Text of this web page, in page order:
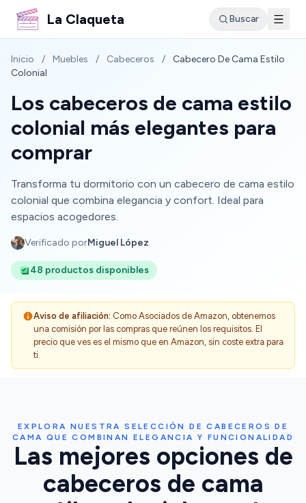
La Claqueta Buscar
Inicio / Muebles / Cabeceros /
Cabecero De Cama Estilo
Colonial
Los cabeceros de cama estilo
colonial más elegantes para
comprar
Transforma tu dormitorio con un cabecero de cama estilo
colonial que combina elegancia y confort. Ideal para
espacios acogedores.
Verificado porMiguel López
48 productos disponibles
Aviso de afiliación: Como Asociados de Amazon, obtenemos
una comisión por las compras que reúnen los requisitos. El
precio que ves es el mismo que en Amazon, sin coste extra para
ti.
EXPLORA NUESTRA SELECCIÓN DE CABECEROS DE
CAMA QUE COMBINAN ELEGANCIA Y FUNCIONALIDAD
Las mejores opciones de
cabeceros de cama